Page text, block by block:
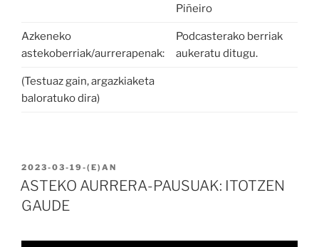
Piñeiro
Azkeneko
astekoberriak/aurrerapenak:
Podcasterako berriak
aukeratu ditugu.
(Testuaz gain, argazkiaketa
baloratuko dira)
2023-03-19-(E)AN
ASTEKO AURRERA-PAUSUAK: ITOTZEN
GAUDE